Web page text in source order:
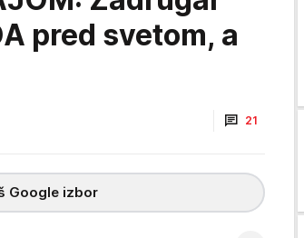
pred svetom, a
21
Google izbor